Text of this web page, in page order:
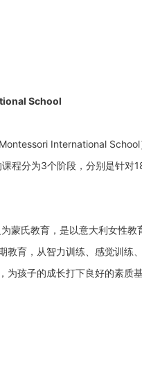
School
International
程分为3个阶段，分别是针
蒙氏教育，是以意大利女性
教育，从智力训练、感觉训
为孩子的成长打下良好的素